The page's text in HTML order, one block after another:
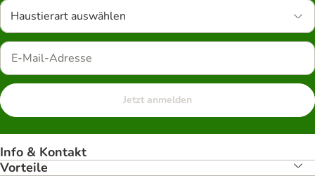
Haustierart auswählen
Jetzt anmelden
Info & Kontakt
Vorteile